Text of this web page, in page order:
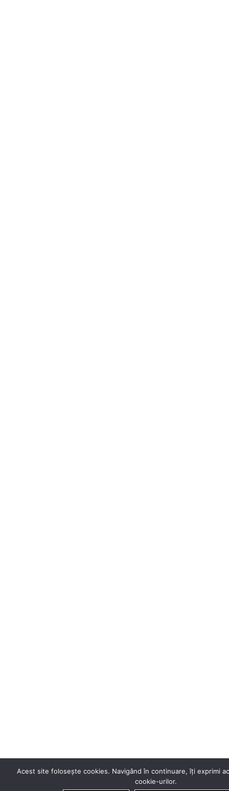
Acest site folosește cookies. Navigând în continuare, îți exprimi
cookie-urilor.